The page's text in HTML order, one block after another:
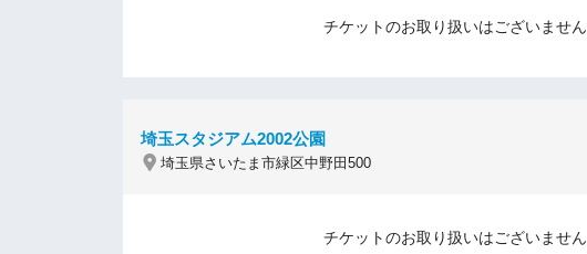
チケットのお取り扱いはございません
埼玉スタジアム2002公園
埼玉県さいたま市緑区中野田500
チケットのお取り扱いはございません